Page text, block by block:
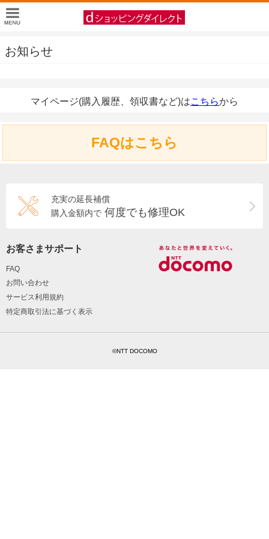
お知らせ
マイページ(購入履歴、領収書など)はこちらから
FAQはこちら
充実の延長補償
購入金額内で 何度でも修理OK
お客さまサポート
FAQ
お問い合わせ
サービス利用規約
特定商取引法に基づく表示
©NTT DOCOMO